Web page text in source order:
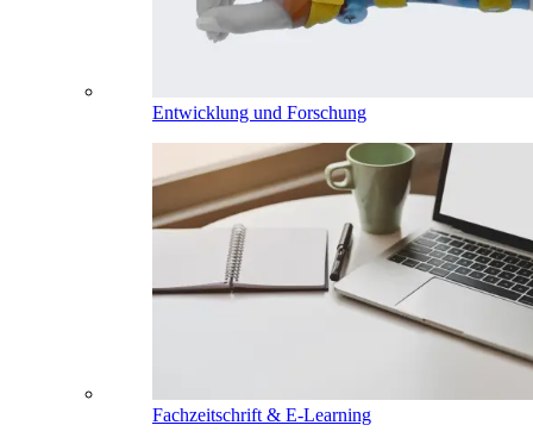
Entwicklung und Forschung
Fachzeitschrift & E-Learning